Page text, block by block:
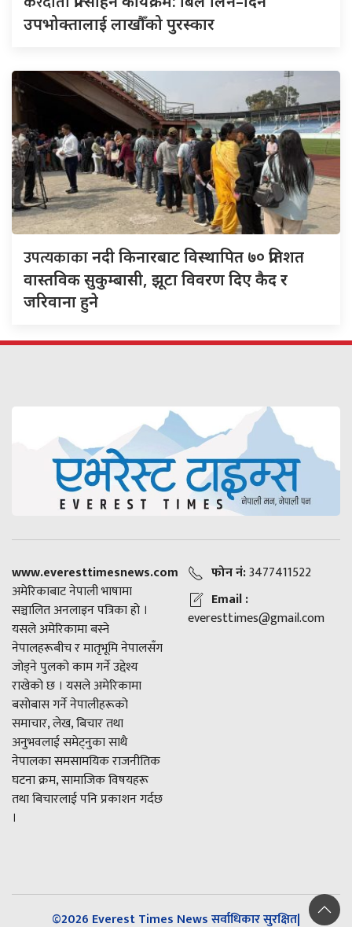
उपभोक्तालाई लाखौँको पुरस्कार
उपत्यकाकानदी किनारबाट विस्थापित ७० प्रतिशत
वास्तविक सुकुम्बासी, झूटा विवरण दिए कैद र
जरिवाना हुने
www.everesttimesnews.com
अमेरिकाबाट नेपाली भाषामा
सञ्चालित अनलाइन पत्रिका हो ।
यसले अमेरिकामा बस्ने
नेपालहरूबीच र मातृभूमि नेपालसँग
जोड्ने पुलको काम गर्ने उद्देश्य
राखेको छ । यसले अमेरिकामा
बसोबास गर्ने नेपालीहरूको
समाचार, लेख, बिचार तथा
अनुभवलाई समेट्नुका साथै
नेपालका समसामयिक राजनीतिक
घटना क्रम, सामाजिक विषयहरू
तथा बिचारलाई पनि प्रकाशन गर्दछ
।
फोन नं:3477411522
Email :
everesttimes@gmail.com
©2026 Everest Times News सर्वाधिकार सुरक्षित|